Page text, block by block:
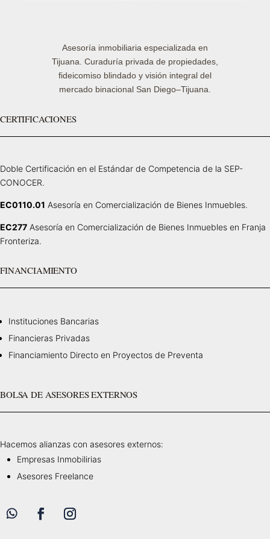
Asesoría inmobiliaria especializada en
Tijuana. Curaduría privada de propiedades,
fideicomiso blindado y visión integral del
mercado binacional San Diego–Tijuana.
CERTIFICACIONES
Doble Certificación en el Estándar de Competencia de la SEP-
CONOCER.
EC0110.01 Asesoría en Comercialización de Bienes Inmuebles.
EC277 Asesoría en Comercialización de Bienes Inmuebles en Franja
Fronteriza.
FINANCIAMIENTO
Instituciones Bancarias
Financieras Privadas
Financiamiento Directo en Proyectos de Preventa
BOLSA DE ASESORES EXTERNOS
Hacemos alianzas con asesores externos:
Empresas Inmobilirias
Asesores Freelance